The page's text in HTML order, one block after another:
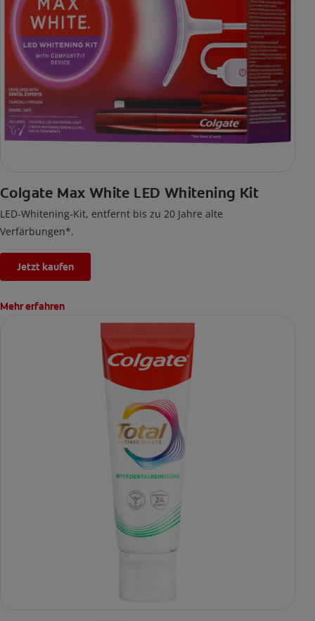
Colgate Max White LED Whitening Kit
LED-Whitening-Kit, entfernt bis zu 20 Jahre alte
Verfärbungen*.
Jetzt kaufen
Mehr erfahren